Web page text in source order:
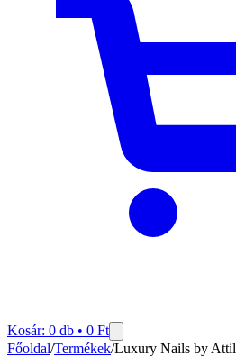
Kosár: 0 db • 0 Ft
Főoldal/Termékek/Luxury Nails by